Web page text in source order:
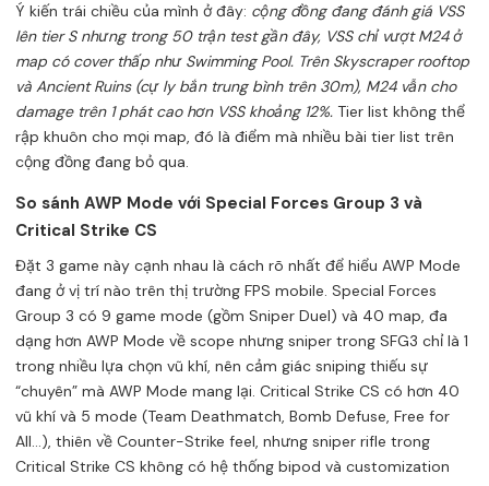
Ý kiến trái chiều của mình ở đây: cộng đồng đang đánh giá VSS
lên tier S nhưng trong 50 trận test gần đây, VSS chỉ vượt M24 ở
map có cover thấp như Swimming Pool. Trên Skyscraper rooftop
và Ancient Ruins (cự ly bắn trung bình trên 30m), M24 vẫn cho
damage trên 1 phát cao hơn VSS khoảng 12%. Tier list không thể
rập khuôn cho mọi map, đó là điểm mà nhiều bài tier list trên
cộng đồng đang bỏ qua.
So sánh AWP Mode với Special Forces Group 3 và
Critical Strike CS
Đặt 3 game này cạnh nhau là cách rõ nhất để hiểu AWP Mode
đang ở vị trí nào trên thị trường FPS mobile. Special Forces
Group 3 có 9 game mode (gồm Sniper Duel) và 40 map, đa
dạng hơn AWP Mode về scope nhưng sniper trong SFG3 chỉ là 1
trong nhiều lựa chọn vũ khí, nên cảm giác sniping thiếu sự
“chuyên” mà AWP Mode mang lại. Critical Strike CS có hơn 40
vũ khí và 5 mode (Team Deathmatch, Bomb Defuse, Free for
All…), thiên về Counter-Strike feel, nhưng sniper rifle trong
Critical Strike CS không có hệ thống bipod và customization